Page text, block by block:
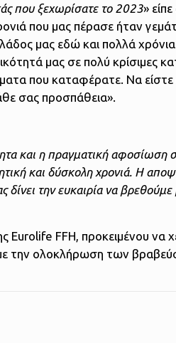
που ξεχωρίσατε το 2023»
που μας πέρασε ήταν
μας εδώ και πολλά
μας σε πολύ κρίσιμες
που καταφέρατε. Να είστε
σας προσπάθεια».
και η πραγματική αφοσίωση
και δύσκολη χρονιά. Η
δίνει την ευκαιρία να
Eurolife FFH, προκειμένου να
με την ολοκλήρωση των